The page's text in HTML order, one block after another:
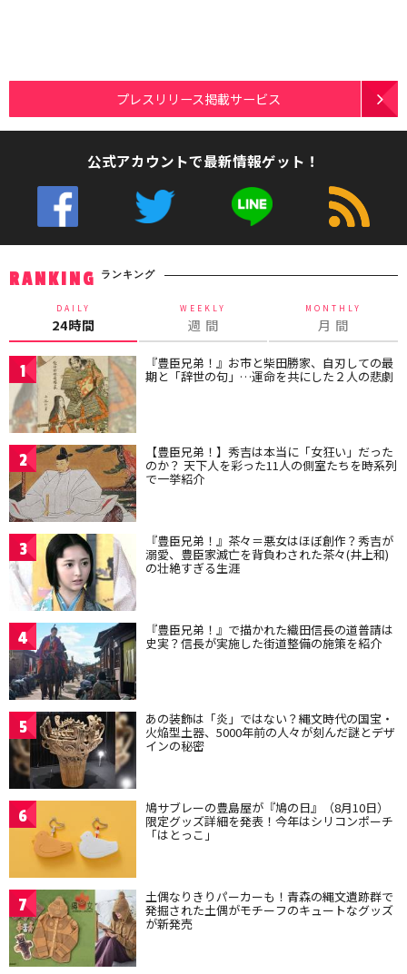
プレスリリース掲載サービス
公式アカウントで最新情報ゲット！
RANKING ランキング
DAILY
24時間
WEEKLY
週 間
MONTHLY
月 間
1 『豊臣兄弟！』お市と柴田勝家、自刃しての最
期と「辞世の句」…運命を共にした２人の悲劇
2 【豊臣兄弟！】秀吉は本当に「女狂い」だった
のか？ 天下人を彩った11人の側室たちを時系列
で一挙紹介
3 『豊臣兄弟！』茶々＝悪女はほぼ創作？秀吉が
溺愛、豊臣家滅亡を背負わされた茶々(井上和)
の壮絶すぎる生涯
4 『豊臣兄弟！』で描かれた織田信長の道普請は
史実？信長が実施した街道整備の施策を紹介
5 あの装飾は「炎」ではない？縄文時代の国宝・
火焔型土器、5000年前の人々が刻んだ謎とデザ
インの秘密
6 鳩サブレーの豊島屋が『鳩の日』（8月10日）
限定グッズ詳細を発表！今年はシリコンポーチ
「はとっこ」
7 土偶なりきりパーカーも！青森の縄文遺跡群で
発掘された土偶がモチーフのキュートなグッズ
が新発売